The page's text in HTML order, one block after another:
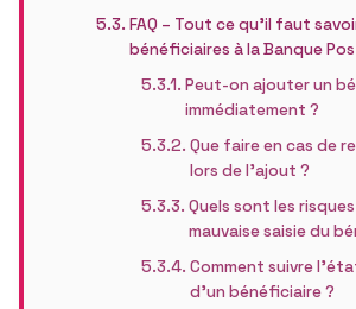
FAQ – Tout ce qu’il faut
bénéficiaires à la Banque
Peut-on ajouter un
immédiatement ?
Que faire en cas de
lors de l’ajout ?
Quels sont les
mauvaise saisie du
Comment suivre
d’un bénéficiaire ?